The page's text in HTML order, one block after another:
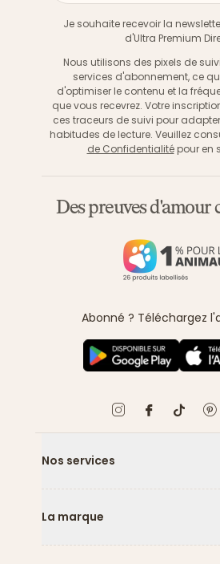
Je souhaite recevoir la
d'Ultra Premium
Nous utilisons des pixels de
services d'abonnement, ce
d'optimiser le contenu et la
que vous recevrez. Votre
ces traceurs de suivi pour
habitudes de lecture. Veuillez
de Confidentialitépour en
Des preuves d'amour
Abonné ? Téléchargez
Nos services
La marque